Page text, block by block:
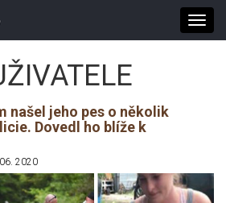
našel jeho pes o několik
Dovedl ho blíže k
2020